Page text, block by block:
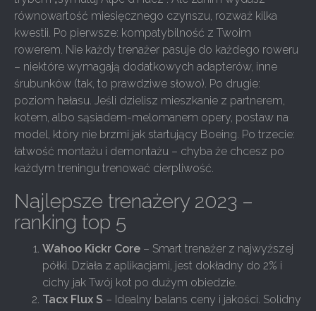
równowartość miesięcznego czynszu, rozważ kilka
kwestii. Po pierwsze: kompatybilność z Twoim
rowerem. Nie każdy trenażer pasuje do każdego roweru
– niektóre wymagają dodatkowych adapterów, inne
śrubunków (tak, to prawdziwe słowo). Po drugie:
poziom hałasu. Jeśli dzielisz mieszkanie z partnerem,
kotem, albo sąsiadem-melomanem opery, postaw na
model, który nie brzmi jak startujący Boeing. Po trzecie:
łatwość montażu i demontażu – chyba że chcesz po
każdym treningu trenować cierpliwość.
Najlepsze trenażery 2023 –
ranking top 5
Wahoo Kickr Core – Smart trenażer z najwyższej
półki. Działa z aplikacjami, jest dokładny do 2% i
cichy jak Twój kot po dużym obiedzie.
Tacx Flux S – Idealny balans ceny i jakości. Solidny